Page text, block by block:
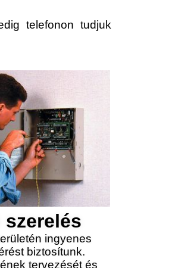
telefonon tudjuk
szerelés
ingyenes
biztosítunk.
tervezését és